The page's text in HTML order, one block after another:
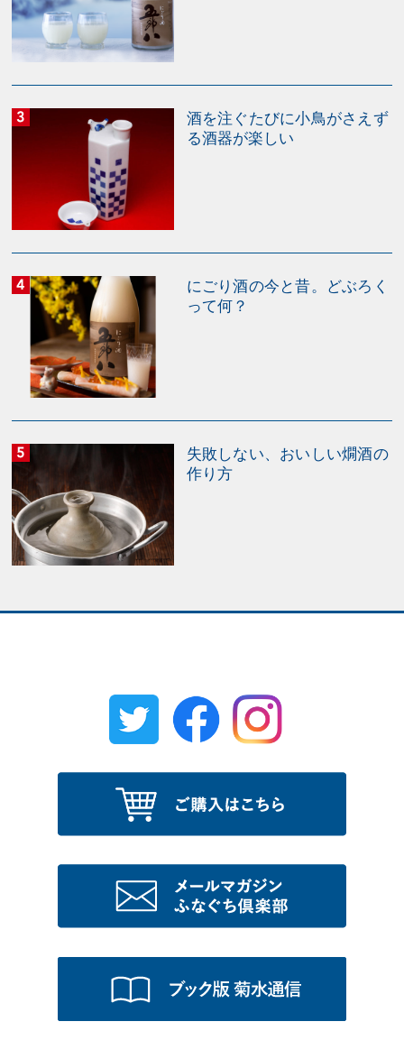
酒を注ぐたびに小鳥がさえず
る酒器が楽しい
にごり酒の今と昔。どぶろく
って何？
失敗しない、おいしい燗酒の
作り方